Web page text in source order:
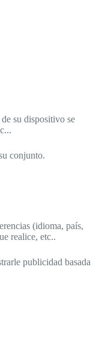
su dispositivo se
conjunto.
(idioma, país,
realice, etc..
publicidad basada